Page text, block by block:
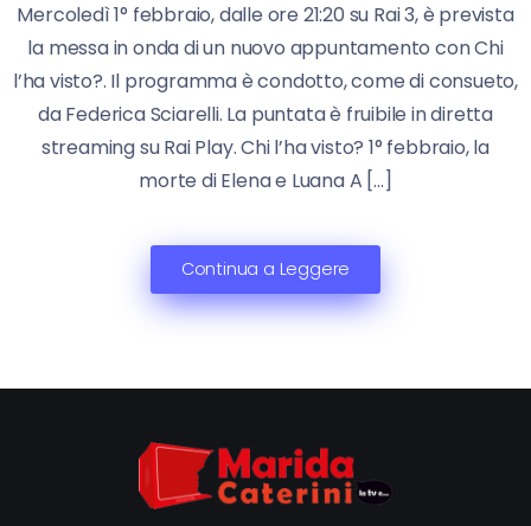
Mercoledì 1° febbraio, dalle ore 21:20 su Rai 3, è prevista
la messa in onda di un nuovo appuntamento con Chi
l’ha visto?. Il programma è condotto, come di consueto,
da Federica Sciarelli. La puntata è fruibile in diretta
streaming su Rai Play. Chi l’ha visto? 1° febbraio, la
morte di Elena e Luana A […]
Continua a Leggere